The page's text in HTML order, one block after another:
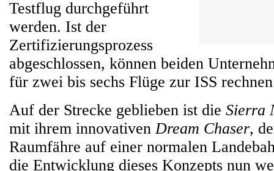
Testflug durchgeführt
werden. Ist der
Zertifizierungsprozess
abgeschlossen, können beiden
für zwei bis sechs Flüge zur ISS
Auf der Strecke geblieben ist die Sierra
mit ihrem innovativenDream Chaser,
Raumfähre auf einer normalen
die Entwicklung dieses Konzepts nun